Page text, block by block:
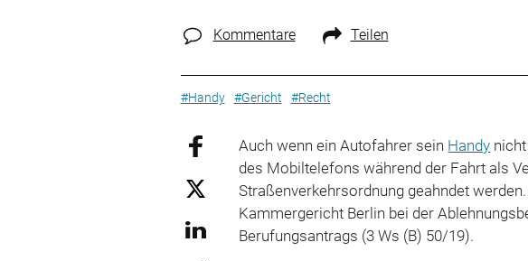
Kommentare Teilen
#Handy #Gericht #Recht
Auch wenn ein Autofahrer sein Handy
des Mobiltelefons während der Fahrt als
Straßenverkehrsordnung geahndet
Kammergericht Berlin bei der
Berufungsantrags (3 Ws (B) 50/19).